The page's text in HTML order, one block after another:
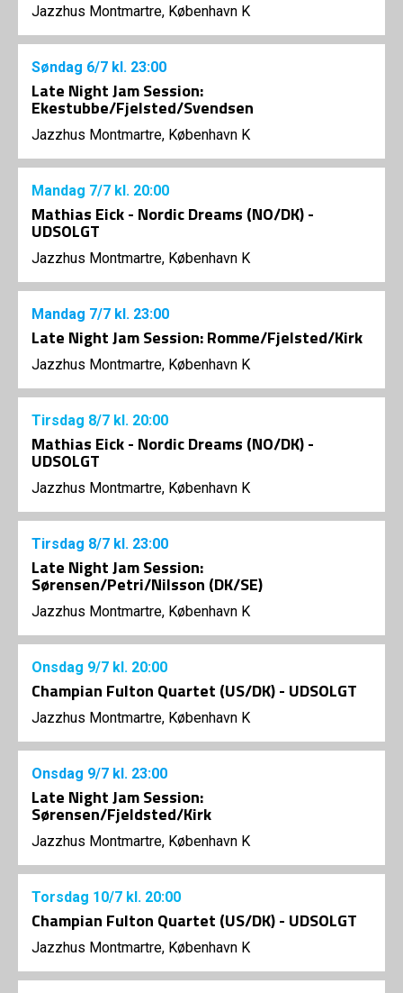
Jazzhus Montmartre, København K
Søndag 6/7 kl. 23:00
Late Night Jam Session:
Ekestubbe/Fjelsted/Svendsen
Jazzhus Montmartre, København K
Mandag 7/7 kl. 20:00
Mathias Eick - Nordic Dreams (NO/DK) -
UDSOLGT
Jazzhus Montmartre, København K
Mandag 7/7 kl. 23:00
Late Night Jam Session: Romme/Fjelsted/Kirk
Jazzhus Montmartre, København K
Tirsdag 8/7 kl. 20:00
Mathias Eick - Nordic Dreams (NO/DK) -
UDSOLGT
Jazzhus Montmartre, København K
Tirsdag 8/7 kl. 23:00
Late Night Jam Session:
Sørensen/Petri/Nilsson (DK/SE)
Jazzhus Montmartre, København K
Onsdag 9/7 kl. 20:00
Champian Fulton Quartet (US/DK) - UDSOLGT
Jazzhus Montmartre, København K
Onsdag 9/7 kl. 23:00
Late Night Jam Session:
Sørensen/Fjeldsted/Kirk
Jazzhus Montmartre, København K
Torsdag 10/7 kl. 20:00
Champian Fulton Quartet (US/DK) - UDSOLGT
Jazzhus Montmartre, København K